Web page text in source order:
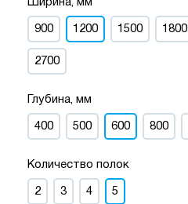
Ширина, мм
900 1200 1500 1800
2700
Глубина, мм
400 500 600 800
Количество полок
2 3 4 5